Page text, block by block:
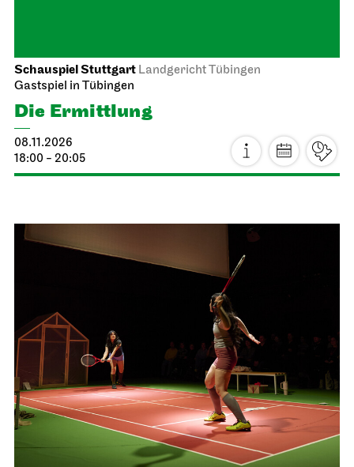
Schauspiel Stuttgart Landgericht Tübingen
Gastspiel in Tübingen
Die Ermittlung
08.11.2026
18:00 - 20:05